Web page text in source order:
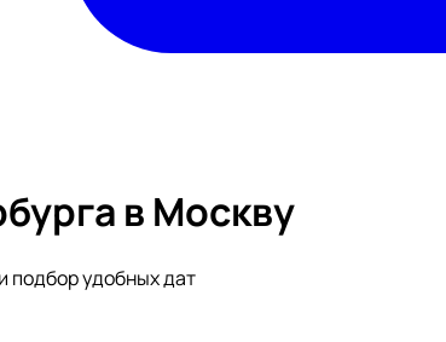
в Москву
подбор удобных дат